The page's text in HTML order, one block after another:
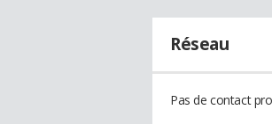
Réseau
Pas de contact